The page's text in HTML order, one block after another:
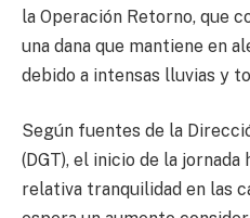
la Operación Retorno, que
una dana que mantiene en
debido a intensas lluvias y
Según fuentes de la
(DGT), el inicio de la
relativa tranquilidad en las